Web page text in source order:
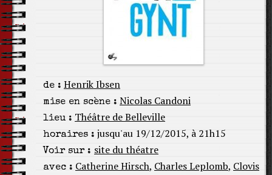
de : Henrik Ibsen
mise en scène : Nicolas Candoni
lieu : Théâtre de Belleville
horaires : jusqu'au 19/12/2015, à 21h15
Voir sur : site du théatre
avec : Catherine Hirsch, Charles Leplomb, Clovis